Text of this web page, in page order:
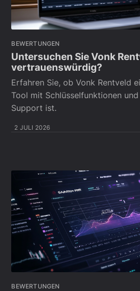
BEWERTUNGEN
Untersuchen Sie Vonk
vertrauenswürdig?
Erfahren Sie, ob Vonk Rentveld
Tool mit Schlüsselfunktionen
Support ist.
2 JULI 2026
BEWERTUNGEN